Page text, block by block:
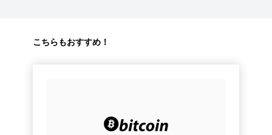
こちらもおすすめ！